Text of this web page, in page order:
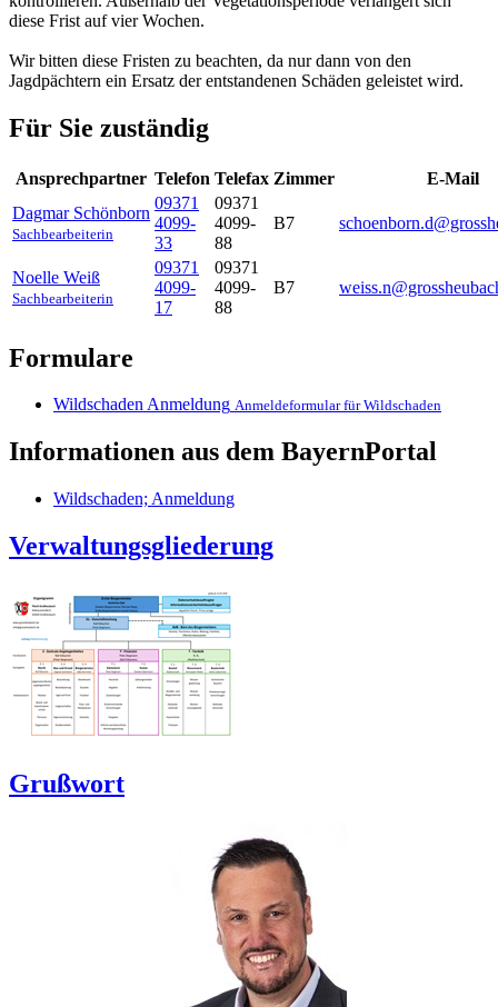
diese Frist auf vier Wochen.
Wir bitten diese Fristen zu beachten, da nur dann von den
Jagdpächtern ein Ersatz der entstandenen Schäden geleistet wird.
Für Sie zuständig
Ansprechpartner Telefon Telefax Zimmer
E-Mail
Dagmar Schönborn
Sachbearbeiterin
09371
4099-
33
09371
4099-
88
B7
Noelle Weiß
Sachbearbeiterin
09371
4099-
17
09371
4099-
88
B7
Formulare
Wildschaden Anmeldung Anmeldeformular für Wildschaden
Informationen aus dem BayernPortal
Wildschaden; Anmeldung
Verwaltungsgliederung
Grußwort